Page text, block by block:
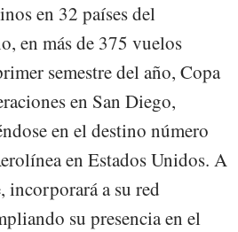
en 32 países del
en más de 375 vuelos
semestre del año, Copa
en San Diego,
en el destino número
en Estados Unidos. A
incorporará a su red
su presencia en el